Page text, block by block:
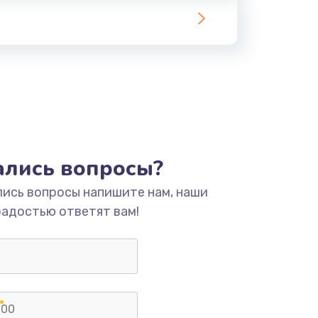
вопросы?
вопросы напишите нам, наши
ответят вам!